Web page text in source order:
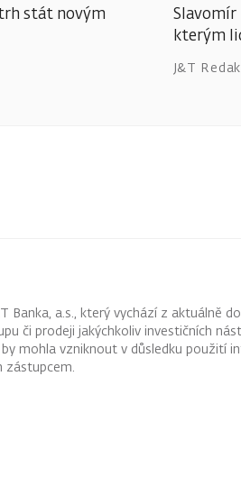
stát novým
Slavomír
kterým
J&T
Banka, a.s., který vychází z aktuálně
či prodeji jakýchkoliv investičních
mohla vzniknout v důsledku
zástupcem.